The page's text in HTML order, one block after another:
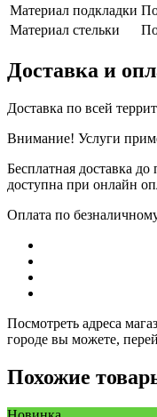
Материал подкладки
Материал стельки
Доставка и
Доставка по всей
Внимание! Услуги
Бесплатная доставка
доступна при онлайн
Оплата по
Посмотреть адреса
городе вы можете,
Похожие